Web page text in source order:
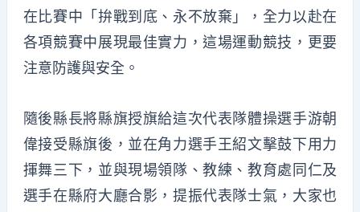
在比賽中「拚戰到底、永不放棄」，全力以赴在
各項競賽中展現最佳實力，這場運動競技，更要
注意防護與安全。
隨後縣長將縣旗授旗給這次代表隊體操選手游朝
偉接受縣旗後，並在角力選手王紹文擊鼓下用力
揮舞三下，並與現場領隊、教練、教育處同仁及
選手在縣府大廳合影，提振代表隊士氣，大家也